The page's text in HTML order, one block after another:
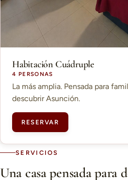
Habitación Cuádruple
4 PERSONAS
La más amplia. Pensada para
descubrir Asunción.
RESERVAR
SERVICIOS
Una casa pensada para